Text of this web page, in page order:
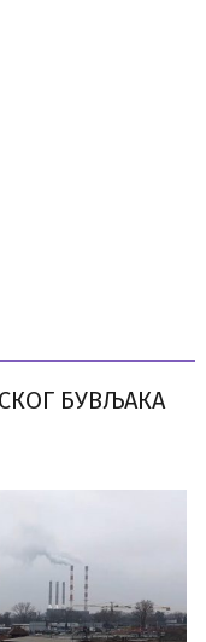
БУВЉАКА